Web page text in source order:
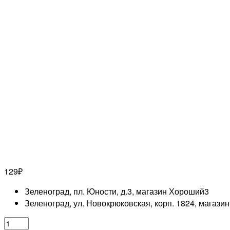
129₽
Зеленоград, пл. Юности, д.3, магазин Хороший3
Зеленоград, ул. Новокрюковская, корп. 1824,
Количество